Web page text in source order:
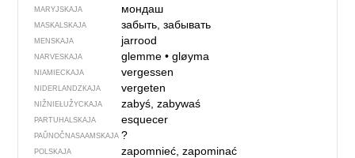
MARYJSKAJA мондаш
MASKALSKAJA забыть, забывать
MENSKAJA jarrood
NARVESKAJA glemme• gløyma
NIAMIECKAJA vergessen
NIDERLANDZKAJA vergeten
NIŽNIEŁUŽYCKAJA zabyś, zabywaś
PARTUHALSKAJA esquecer
PAŬNOČ­NA­SA­AM­SKAJA?
POLSKAJA zapomnieć, zapominać